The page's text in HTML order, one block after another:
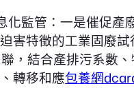
監管：一是催促
特徵的工業固廢
，結合產排污系數
轉移和應包養網